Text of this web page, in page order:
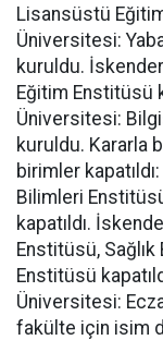
Lisansüstü
Üniversitesi:
kuruldu.
Eğitim Enstitüsü
Üniversitesi:
kuruldu. Kararla
birimler
Bilimleri
kapatıldı.
Enstitüsü,
Enstitüsü
Üniversitesi:
fakülte için isim